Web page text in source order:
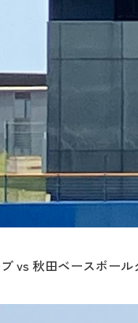
vs 秋田ベースボール